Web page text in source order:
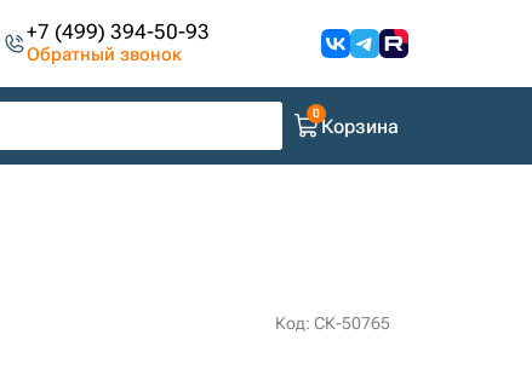
+7 (499) 394-50-93
Обратный звонок
Корзина
Код: СК-50765